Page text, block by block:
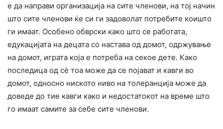
е да направи организација на сите членови, на тој начин
што сите членови ќе си ги задоволат потребите коишто
ги имаат. Особено обврски како што се работата,
едукацијата на децата со настава од домот, одржување
на домот, играта која е потреба на секое дете. Како
последица од сè тоа може да се појават и кавги во
домот, односно ниското ниво на толеранција може да
доведе до тие кавги како и недостатокот на време што
го имаат самите за себе сите членови.